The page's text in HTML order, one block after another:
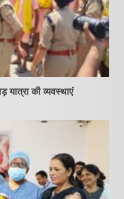
यात्रा की व्यवस्थाएं